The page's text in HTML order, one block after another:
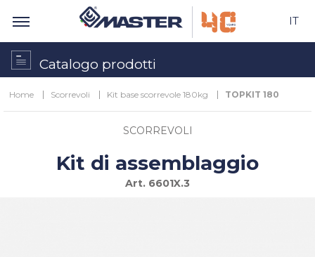
IT
Catalogo prodotti
Home Scorrevoli Kit base scorrevole 180kg TOPKIT 180
SCORREVOLI
Kit di assemblaggio
Art. 6601X.3